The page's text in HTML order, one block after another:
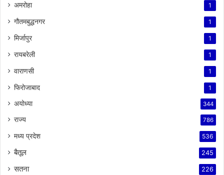
अमरोहा 1
गौतमबुद्धनगर 1
मिर्जापुर 1
रायबरेली 1
वाराणसी 1
फिरोजाबाद 1
अयोध्या 344
राज्य 786
मध्य प्रदेश 536
बैतूल 245
सतना 226